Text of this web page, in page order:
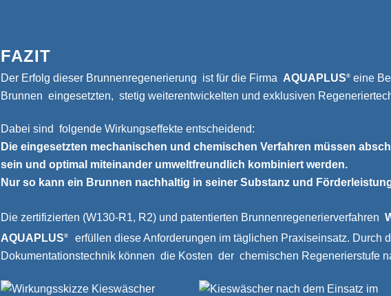
FAZIT
Der Erfolg dieser Brunnenregenerierung ist für die Firma AQUAPLUS® eine
Brunnen eingesetzten, stetig weiterentwickelten und exklusiven
Dabei sind folgende Wirkungseffekte entscheidend:
Die eingesetzten mechanischen und chemischen Verfahren müssen
sein und optimal miteinander umweltfreundlich kombiniert werden.
Nur so kann ein Brunnen nachhaltig in seiner Substanz und
Die zertifizierten (W130-R1, R2) und patentierten Brunnenregenerierverfahren
AQUAPLUS®
erfüllen diese Anforderungen im täglichen Praxiseinsatz. Durch
Dokumentationstechnik können die Kosten der chemischen Regenerierstufe